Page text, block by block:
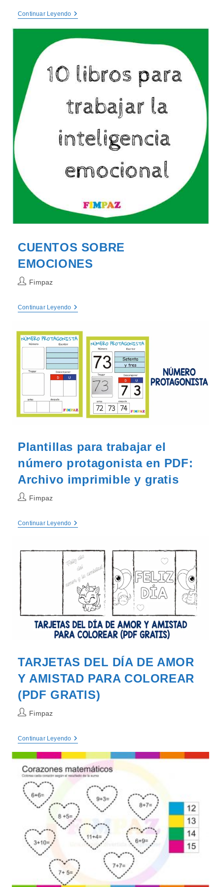
entrada:
Continuar LeyendoRETO
CUENTOS SOBRE
EMOCIONES
Autor
entrada:
Fimpaz
Continuar LeyendoCUENTOS
Plantillas para trabajar el
número protagonista en PDF:
Archivo imprimible y gratis
Autor
entrada:
Fimpaz
Continuar LeyendoPlantillas
Número
Protagonista
En
PDF:
Archivo
Imprimible
Gratis
TARJETAS DEL DÍA DE AMOR
Y AMISTAD PARA COLOREAR
(PDF GRATIS)
Autor
entrada:
Fimpaz
Continuar LeyendoTARJETAS
DÍA
DE
AMOR
Y
AMISTAD
PARA
COLOREAR
(PDF
GRATIS)